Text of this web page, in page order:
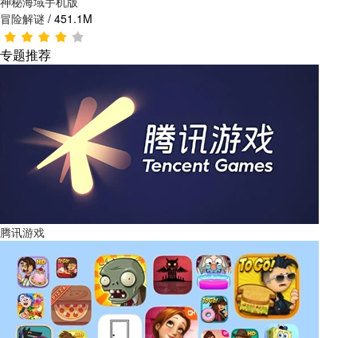
冒险解谜 / 451.1M
专题推荐
腾讯游戏